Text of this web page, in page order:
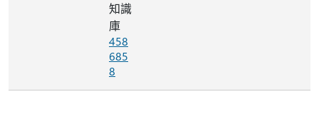
知識
庫
458
685
8